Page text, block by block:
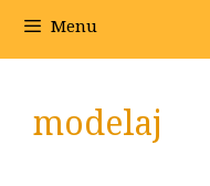
Menu
modelaj